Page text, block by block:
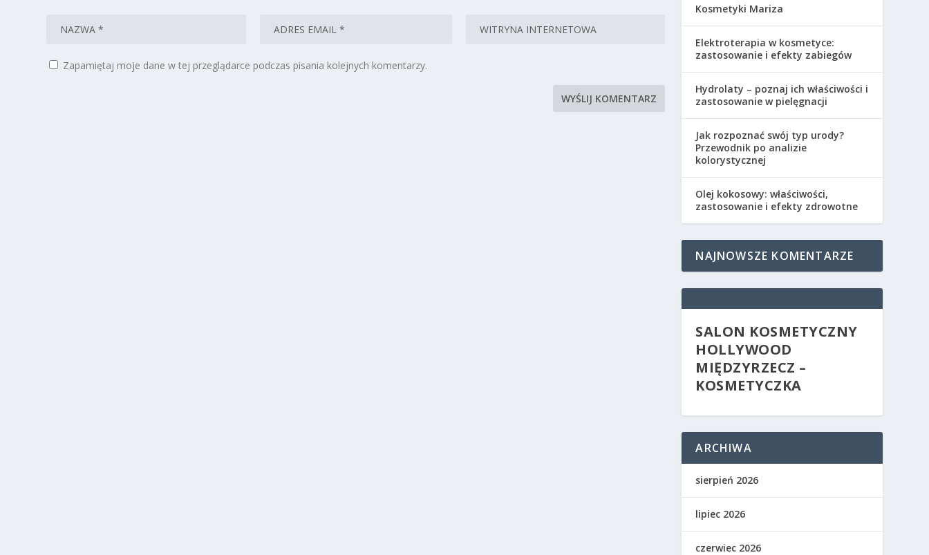
Zapamiętaj moje dane w tej przeglądarce podczas pisania kolejnych komentarzy.
Kosmetyki Mariza
Elektroterapia w kosmetyce:
zastosowanie i efekty zabiegów
Hydrolaty – poznaj ich właściwości i
zastosowanie w pielęgnacji
Jak rozpoznać swój typ urody?
Przewodnik po analizie
kolorystycznej
Olej kokosowy: właściwości,
zastosowanie i efekty zdrowotne
NAJNOWSZE KOMENTARZE
SALON KOSMETYCZNY
HOLLYWOOD
MIĘDZYRZECZ –
KOSMETYCZKA
ARCHIWA
sierpień 2026
lipiec 2026
czerwiec 2026